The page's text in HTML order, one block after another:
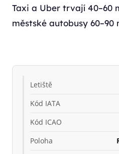
Taxi a Uber trvají 40–60
městské autobusy 60–90
Letiště
Kód IATA
Kód ICAO
Poloha